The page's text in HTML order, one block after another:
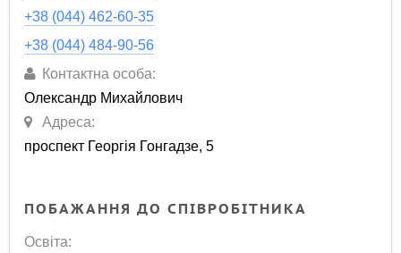
+38 (044) 462-60-35
+38 (044) 484-90-56
Контактна особа:
Олександр Михайлович
Адреса:
проспект Георгія Гонгадзе, 5
ПОБАЖАННЯ ДО СПІВРОБІТНИКА
Освіта: